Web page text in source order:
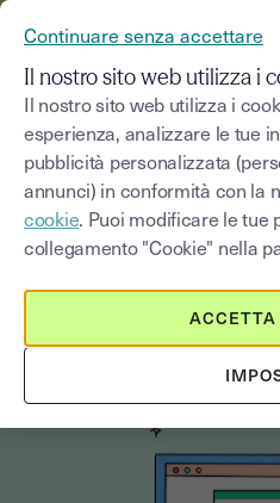
Blog
Seleziona una categoria
Come firmare un
Continuare senza accettare
Il nostro sito web utilizza i
Il nostro sito web utilizza i
esperienza, analizzare le tue
pubblicità personalizzata
annunci) in conformità con la
cookie. Puoi modificare le tue
collegamento "Cookie" nella